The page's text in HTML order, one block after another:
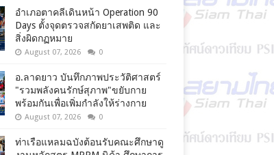
อำเภอตาคลีเดินหน้า Operation 90
Days ตั้งจุดตรวจสกัดยาเสพติด และ
สิ่งผิดกฏหมาย
August 07, 2026 0
อ.ลาดยาว บันทึกภาพประวัติศาสตร์
"รวมพลังคนรักษ์สุภาพ"ขยับกาย
พร้อมกันเพื่อเพิ่มกำลังให้ร่างกาย
August 07, 2026 0
ท่าเรือแหลมฉบังต้อนรับคณะศึกษาดู